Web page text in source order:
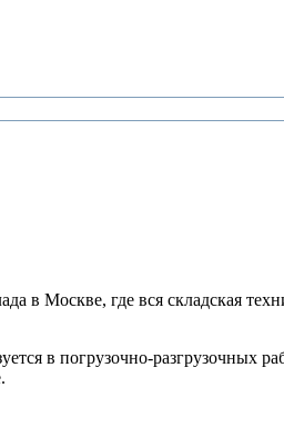
в Москве, где вся складская
в погрузочно-разгрузочных